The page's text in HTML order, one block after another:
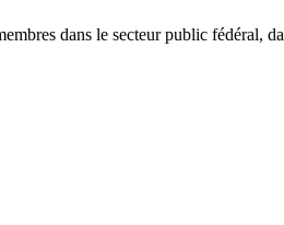
dans le secteur public fédéral,